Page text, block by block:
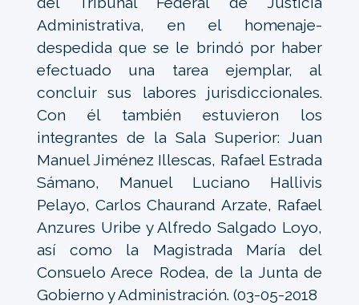
Administrativa, en el homenaje-
despedida que se le brindó por haber
efectuado una tarea ejemplar, al
concluir sus labores jurisdiccionales.
Con él también estuvieron los
integrantes de la Sala Superior: Juan
Manuel Jiménez Illescas, Rafael Estrada
Sámano, Manuel Luciano Hallivis
Pelayo, Carlos Chaurand Arzate, Rafael
Anzures Uribe y Alfredo Salgado Loyo,
así como la Magistrada María del
Consuelo Arece Rodea, de la Junta de
Gobierno y Administración. (03-05-2018